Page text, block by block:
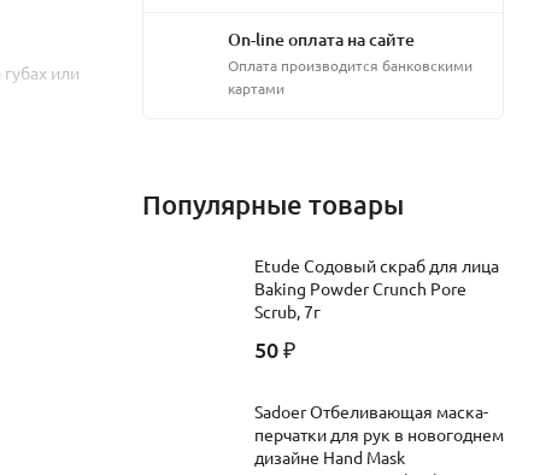
или
On-line оплата на сайте
Оплата производится банковскими
картами
Популярные товары
Etude Содовый скраб для лица
Baking Powder Crunch Pore
Scrub, 7г
50 ₽
Sadoer Отбеливающая маска-
перчатки для рук в новогоднем
дизайне Hand Mask